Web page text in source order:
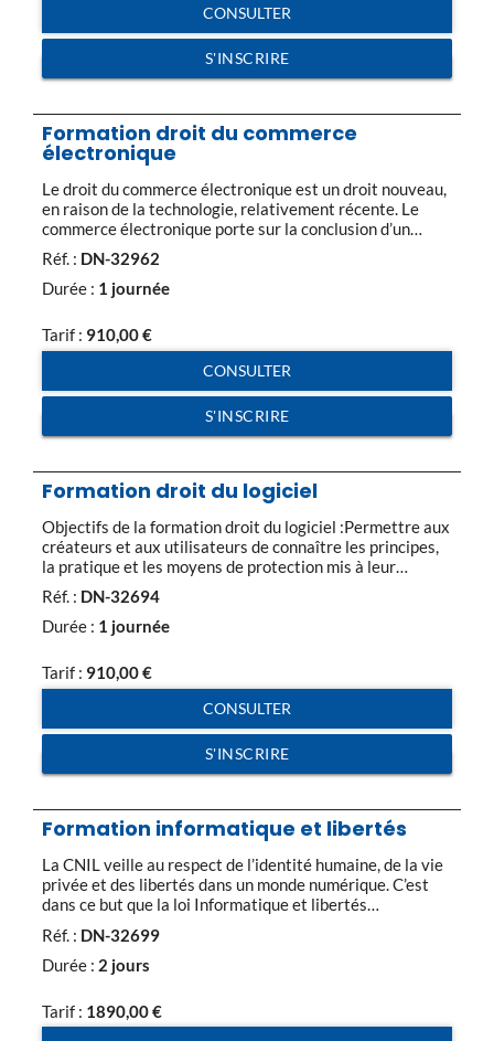
CONSULTER
S'INSCRIRE
Formation droit du commerce
électronique
Le droit du commerce électronique est un droit nouveau,
en raison de la technologie, relativement récente. Le
commerce électronique porte sur la conclusion d’un
contrat de vente ou de prestation de services, dont les
conditions de formation et d’exécution vont devoir être
précisées. Le plus souvent, le commerce électronique
Réf. : DN-32962
Durée : 1 journée
Tarif : 910,00€
CONSULTER
S'INSCRIRE
Formation droit du logiciel
Objectifs de la formation droit du logiciel :Permettre aux
créateurs et aux utilisateurs de connaître les principes,
la pratique et les moyens de protection mis à leur
disposition. Programme de la formation droit du logiciel
:Distinctions entre logiciels libres (ou open source) et
logiciel commerciaux Clarification des notions (logiciel
[…]
Réf. : DN-32694
Durée : 1 journée
Tarif : 910,00€
CONSULTER
S'INSCRIRE
Formation informatique et libertés
La CNIL veille au respect de l’identité humaine, de la vie
privée et des libertés dans un monde numérique. C’est
dans ce but que la loi Informatique et libertés
fichage, manuel ou informatique. Chaque entreprise se
doit d’être en conformité quant à la collecte et au
Réf. : DN-32699
Durée : 2 jours
Tarif : 1890,00€